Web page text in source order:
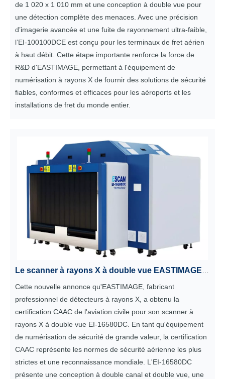
de 1 020 x 1 010 mm et une conception à double vue pour
une détection complète des menaces. Avec une précision
d’imagerie avancée et une fuite de rayonnement ultra-faible,
l’EI-100100DCE est conçu pour les terminaux de fret aérien
à haut débit. Cette étape importante renforce la force de
R&D d'EASTIMAGE, permettant à l'équipement de
numérisation à rayons X de fournir des solutions de sécurité
fiables, conformes et efficaces pour les aéroports et les
installations de fret du monde entier.
Cette nouvelle annonce qu'EASTIMAGE, fabricant
professionnel de détecteurs à rayons X, a obtenu la
certification CAAC de l'aviation civile pour son scanner à
rayons X à double vue EI-16580DC. En tant qu'équipement
de numérisation de sécurité de grande valeur, la certification
CAAC représente les normes de sécurité aérienne les plus
strictes et une reconnaissance mondiale. L'EI-16580DC
présente une conception à double canal et double vue, une